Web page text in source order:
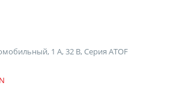
1 А, 32 В, Серия ATOF